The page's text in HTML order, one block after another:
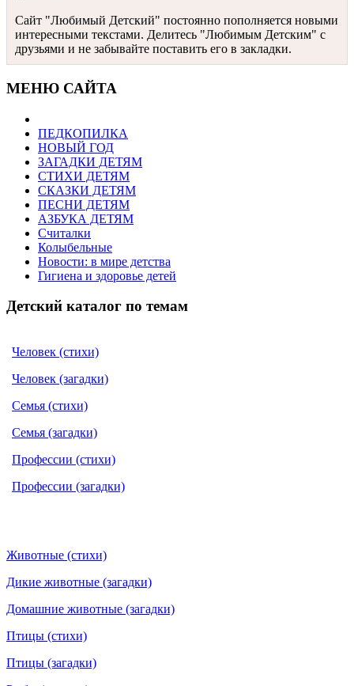
Сайт "Любимый Детский" постоянно пополняется новыми
интересными текстами. Делитесь "Любимым Детским" с
друзьями и не забывайте поставить его в закладки.
МЕНЮ САЙТА
ПЕДКОПИЛКА
НОВЫЙ ГОД
ЗАГАДКИ ДЕТЯМ
СТИХИ ДЕТЯМ
СКАЗКИ ДЕТЯМ
ПЕСНИ ДЕТЯМ
АЗБУКА ДЕТЯМ
Считалки
Колыбельные
Новости: в мире детства
Гигиена и здоровье детей
Детский каталог по темам
Человек (стихи)
Человек (загадки)
Семья (стихи)
Семья (загадки)
Профессии (стихи)
Профессии (загадки)
Животные (стихи)
Дикие животные (загадки)
Домашние животные (загадки)
Птицы (стихи)
Птицы (загадки)